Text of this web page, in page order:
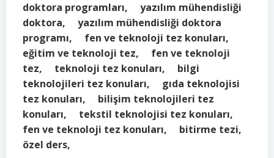
doktora programları, yazılım mühendisliği
doktora, yazılım mühendisliği doktora
programı, fen ve teknoloji tez konuları,
eğitim ve teknoloji tez, fen ve teknoloji
tez, teknoloji tez konuları, bilgi
teknolojileri tez konuları, gıda teknolojisi
tez konuları, bilişim teknolojileri tez
konuları, tekstil teknolojisi tez konuları,
fen ve teknoloji tez konuları, bitirme tezi,
özel ders,